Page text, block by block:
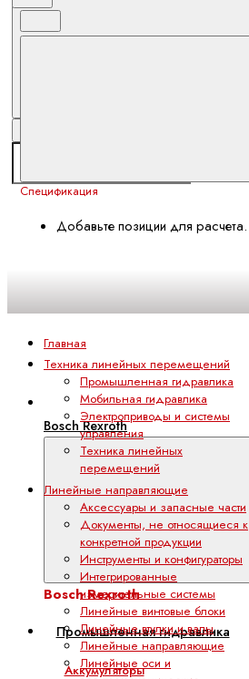
Спецификация
Добавьте позиции для расчета.
Bosch Rexroth
Bosch Rexroth
Промышленная гидравлика
Аккумуляторы
Главная
Техника линейных перемещений
Промышленная гидравлика
Мобильная гидравлика
Электроприводы и системы
управления
Техника линейных
перемещений
Линейные направляющие
Аксессуары и запасные части
Документы, не относящиеся к
конкретной продукции
Инструменты и конфигураторы
Интегрированные
измерительные системы
Линейные винтовые блоки
Линейные втулки и валы
Линейные направляющие
Линейные оси и